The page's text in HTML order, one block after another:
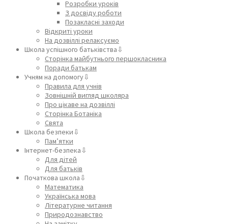
Розробки уроків
З досвіду роботи
Позакласні заходи
Відкриті уроки
На дозвіллі релаксуємо
Школа успішного батьківства⇩
Сторінка майбутнього першокласника
Поради батькам
Учням на допомогу⇩
Правила для учнів
Зовнішній вигляд школяра
Про цікаве на дозвіллі
Сторінка Ботаніка
Свята
Школа безпеки⇩
Пам’ятки
Інтернет-безпека⇩
Для дітей
Для батьків
Початкова школа⇩
Математика
Українська мова
Літературне читання
Природознавство